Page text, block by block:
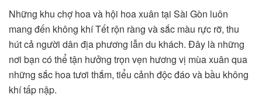
Những khu chợ hoa và hội hoa xuân tại Sài Gòn luôn
mang đến không khí Tết rộn ràng và sắc màu rực rỡ, thu
hút cả người dân địa phương lẫn du khách. Đây là những
nơi bạn có thể tận hưởng trọn vẹn hương vị mùa xuân qua
những sắc hoa tươi thắm, tiểu cảnh độc đáo và bầu không
khí tấp nập.